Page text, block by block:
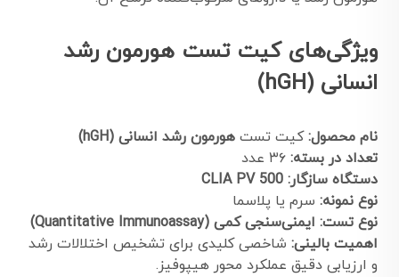
ویژگی‌های کیت تست هورمون رشد
انسانی (hGH)
نام محصول:کیت تست هورمون رشد انسانی (hGH)
تعداد در بسته:
دستگاه سازگار: CLIA PV 500
نوع نمونه: سرم یا پلاسما
نوع تست: ایمنی‌سنجی کمی (Quantitative Immunoassay)
اهمیت بالینی: شاخصی کلیدی برای تشخیص اختلالات رشد
و ارزیابی دقیق عملکرد محور هیپوفیز.